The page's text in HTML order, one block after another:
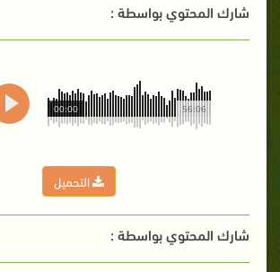
شارك المحتوي بواسطة :
56:06
00:00
التحميل
شارك المحتوي بواسطة :